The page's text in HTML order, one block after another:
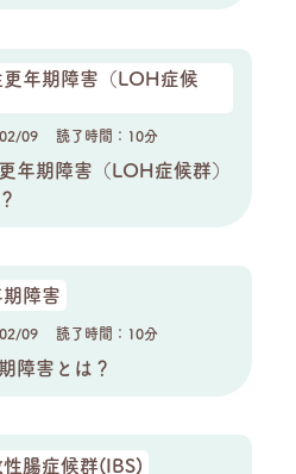
更年期障害（LOH症候
09 読了時間：10分
年期障害（LOH症候群）
期障害
09 読了時間：10分
障害とは？
性腸症候群(IBS)